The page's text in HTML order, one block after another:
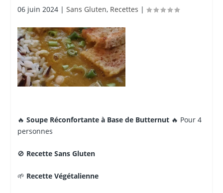
06 juin 2024| Sans Gluten, Recettes |
🔥 Soupe Réconfortante à Base de Butternut🔥 Pour 4
personnes
🚫 Recette Sans Gluten
🌱 Recette Végétalienne